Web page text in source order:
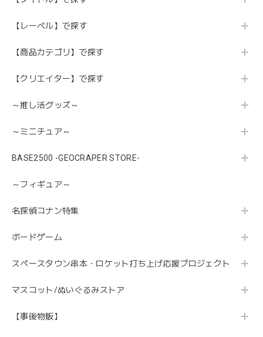
【レーベル】で探す
【商品カテゴリ】で探す
【クリエイター】で探す
～推し活グッズ～
～ミニチュア～
BASE2500 -GEOCRAPER STORE-
～フィギュア～
名探偵コナン特集
ボードゲーム
スペースタウン串本・ロケット打ち上げ応援プロジェクト
マスコット/ぬいぐるみストア
【事後物販】